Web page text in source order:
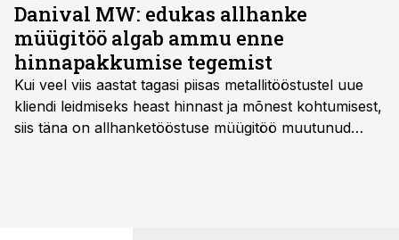
Danival MW: edukas allhanke
müügitöö algab ammu enne
hinnapakkumise tegemist
Kui veel viis aastat tagasi piisas metallitööstustel uue
kliendi leidmiseks heast hinnast ja mõnest kohtumisest,
siis täna on allhanketööstuse müügitöö muutunud